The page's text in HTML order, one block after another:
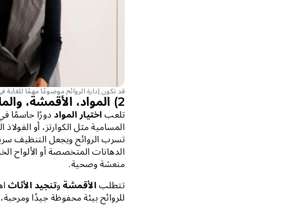
قد تكون إدارة الروائح موضوعًا مهمًا
2) المواد، الأقمشة، والملحقات
تلعب اختيار المواد دورًا حاسمًا
المسامية مثل الكوارتز، أو الفولاذ
تسرب الروائح ويجعل التنظيف
الدهانات المتخصصة أو الألواح
منعشة وصحية.
تتطلب الأقمشة وتنجيد الأثاث
للروائح بيئة محفوظة جيدًا